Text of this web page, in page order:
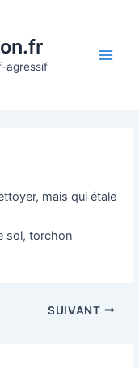
agressif
mais qui étale
sol, torchon
SUIVANT